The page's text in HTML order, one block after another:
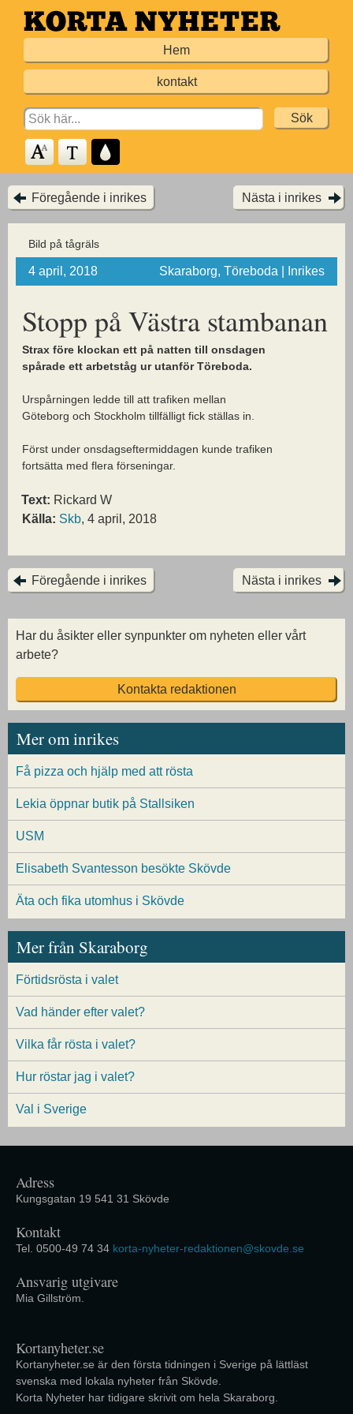
Hoppa
till
Hem
kontakt
Search
for:
Föregående i inrikes Nästa i inrikes
Bild på tågräls
4 april, 2018 Skaraborg, Töreboda | Inrikes
Stopp på Västra stambanan
Strax före klockan ett på natten till onsdagen
spårade ett arbetståg ur utanför Töreboda.
Urspårningen ledde till att trafiken mellan
Göteborg och Stockholm tillfälligt fick ställas in.
Först under onsdagseftermiddagen kunde trafiken
fortsätta med flera förseningar.
Text: Rickard W
Källa: Skb, 4 april, 2018
Föregående i inrikes Nästa i inrikes
Har du åsikter eller synpunkter om nyheten eller vårt
arbete?
Kontakta redaktionen
Mer om inrikes
Få pizza och hjälp med att rösta
Lekia öppnar butik på Stallsiken
USM
Elisabeth Svantesson besökte Skövde
Äta och fika utomhus i Skövde
Mer från Skaraborg
Förtidsrösta i valet
Vad händer efter valet?
Vilka får rösta i valet?
Hur röstar jag i valet?
Val i Sverige
Adress
Kungsgatan 19 541 31 Skövde
Kontakt
Tel. 0500-49 74 34 korta-nyheter-redaktionen@skovde.se
Ansvarig utgivare
Mia Gillström.
Kortanyheter.se
Kortanyheter.se är den första tidningen i Sverige på lättläst
svenska med lokala nyheter från Skövde.
Korta Nyheter har tidigare skrivit om hela Skaraborg.